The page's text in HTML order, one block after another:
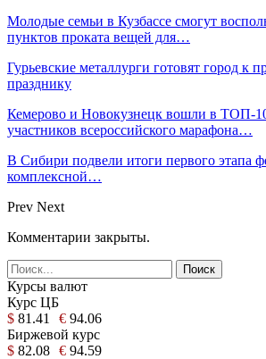
Молодые семьи в Кузбассе смогут
пунктов проката вещей для…
Гурьевские металлурги готовят город к
празднику
Кемерово и Новокузнецк вошли в ТОП-
участников всероссийского марафона…
В Сибири подвели итоги первого этапа
комплексной…
Prev Next
Комментарии закрыты.
Курсы валют
Курс ЦБ
$ 81.41 € 94.06
Биржевой курс
$ 82.08 € 94.59